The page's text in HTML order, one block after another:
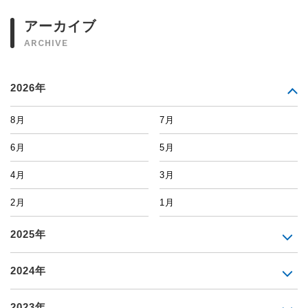
アーカイブ
ARCHIVE
2026年
8月 7月
6月 5月
4月 3月
2月 1月
2025年
2024年